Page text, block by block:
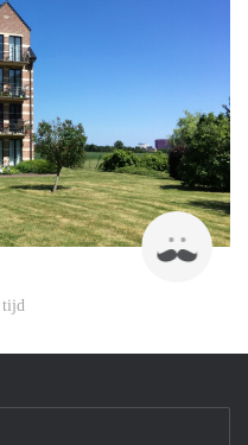
tijd